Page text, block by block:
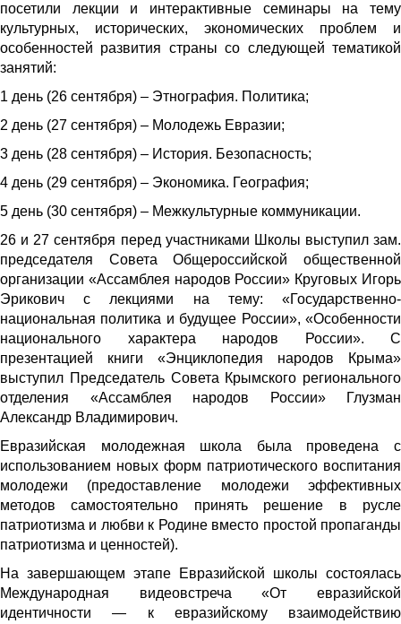
посетили лекции и интерактивные семинары на тему
культурных, исторических, экономических проблем и
особенностей развития страны со следующей тематикой
занятий:
1 день (26 сентября) – Этнография. Политика;
2 день (27 сентября) – Молодежь Евразии;
3 день (28 сентября) – История. Безопасность;
4 день (29 сентября) – Экономика. География;
5 день (30 сентября) – Межкультурные коммуникации.
26 и 27 сентября перед участниками Школы выступил зам.
председателя Совета Общероссийской общественной
организации «Ассамблея народов России» Круговых Игорь
Эрикович с лекциями на тему: «Государственно-
национальная политика и будущее России», «Особенности
национального характера народов России». С
презентацией книги «Энциклопедия народов Крыма»
выступил Председатель Совета Крымского регионального
отделения «Ассамблея народов России» Глузман
Александр Владимирович.
Евразийская молодежная школа была проведена с
использованием новых форм патриотического воспитания
молодежи (предоставление молодежи эффективных
методов самостоятельно принять решение в русле
патриотизма и любви к Родине вместо простой пропаганды
патриотизма и ценностей).
На завершающем этапе Евразийской школы состоялась
Международная видеовстреча «От евразийской
идентичности — к евразийскому взаимодействию